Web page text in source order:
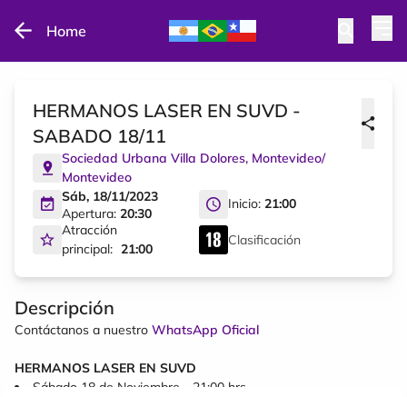
Home
HERMANOS LASER EN SUVD -
SABADO 18/11
Sociedad Urbana Villa Dolores, Montevideo/
Montevideo
Sáb, 18/11/2023
Apertura: 20:30
Inicio: 21:00
Atracción
principal: 21:00
Clasificación
Descripción
Contáctanos a nuestro WhatsApp Oficial
HERMANOS LASER EN SUVD
Sábado 18 de Noviembre - 21:00 hrs